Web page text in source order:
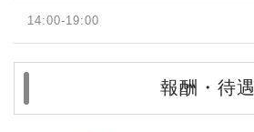
14:00-19:00
報酬・待遇